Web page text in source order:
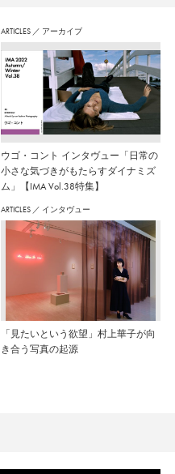
ARTICLES ／ アーカイブ
ウゴ・コント インタヴュー「日常の
小さな気づきがもたらすダイナミズ
ム」【IMA Vol.38特集】
ARTICLES ／ インタヴュー
「見たいという欲望」村上華子が向
き合う写真の起源